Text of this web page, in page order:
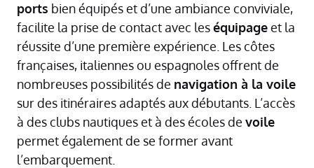
ports bien équipés et d’une ambiance conviviale,
facilite la prise de contact avec leséquipageet la
réussite d’une première expérience. Les côtes
françaises, italiennes ou espagnoles offrent de
nombreuses possibilités de navigation à la voile
sur des itinéraires adaptés aux débutants. L’accès
à des clubs nautiques et à des écoles de voile
permet également de se former avant
l’embarquement.